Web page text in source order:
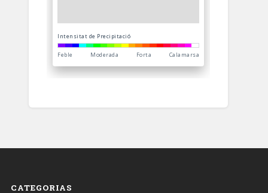
CATEGORIAS